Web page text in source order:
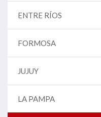
ENTRE RÍOS
FORMOSA
JUJUY
LA PAMPA